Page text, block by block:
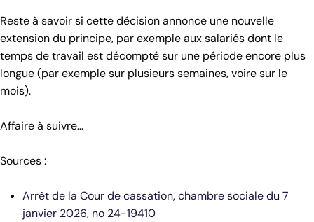
Reste à savoir si cette décision annonce une nouvelle
extension du principe, par exemple aux salariés dont le
temps de travail est décompté sur une période encore plus
longue (par exemple sur plusieurs semaines, voire sur le
mois).
Affaire à suivre…
Sources :
Arrêt de la Cour de cassation, chambre sociale du 7
janvier 2026, no 24-19410